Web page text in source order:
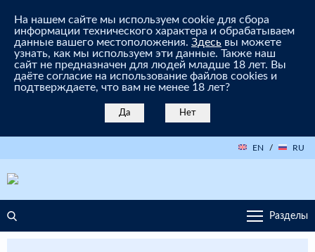
На нашем сайте мы используем cookie для сбора
информации технического характера и обрабатываем
данные вашего местоположения. Здесь вы можете
узнать, как мы используем эти данные. Также наш
сайт не предназначен для людей младше 18 лет. Вы
даёте согласие на использование файлов cookies и
подтверждаете, что вам не менее 18 лет?
Да Нет
EN / RU
Разделы